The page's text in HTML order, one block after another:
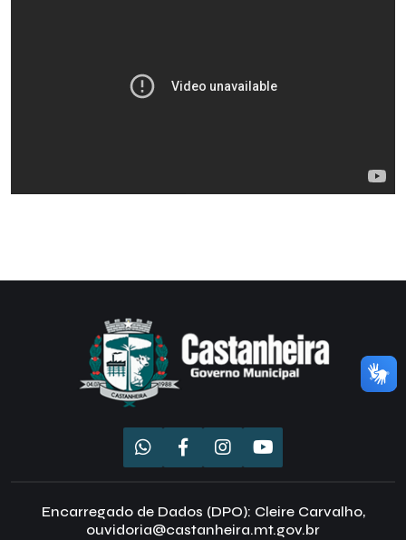
Encarregado de Dados (DPO): Cleire Carvalho,
ouvidoria@castanheira.mt.gov.br